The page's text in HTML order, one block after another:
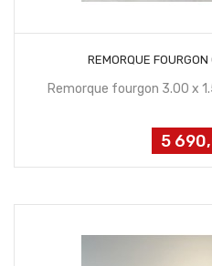
REMORQUE
Remorque fourgon 3.00 x
Prix
5